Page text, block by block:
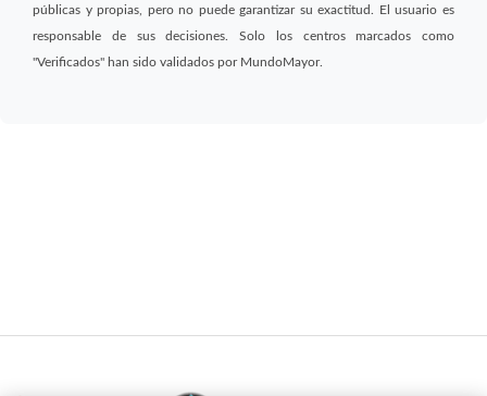
públicas y propias, pero no puede garantizar su exactitud. El usuario es
responsable de sus decisiones. Solo los centros marcados como
"Verificados" han sido validados por MundoMayor.